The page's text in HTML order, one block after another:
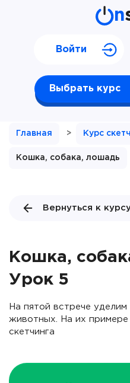
n
Выбрать курс
Войти
Главная > Курс
Кошка, собака, лошадь
Вернуться к
Кошка,
Урок 5
На пятой встрече
животных. На их примере
скетчинга